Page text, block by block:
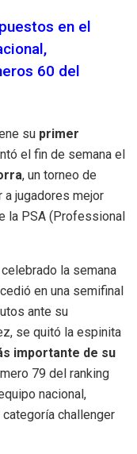
en el
60 del
su primer
el fin de semana el
, un torneo de
a jugadores mejor
la PSA (Professional
la semana
en una semifinal
ante su
se quitó la espinita
importante de su
79 del ranking
nacional,
challenger